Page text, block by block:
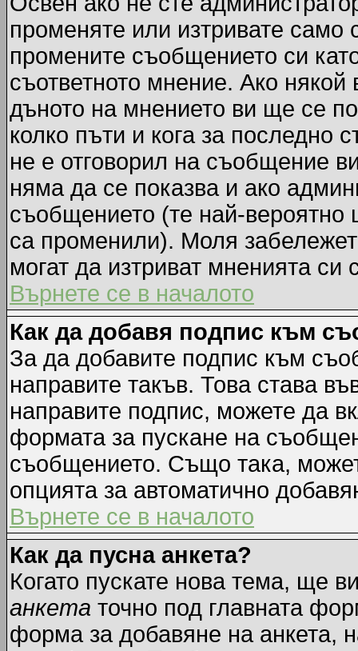
променяте или изтривате
промените съобщението си
съответното мнение. Ако
дъното на мнението ви ще се
колко пъти и кога за последно
не е отговорил на съобщение
няма да се показва и ако
съобщението (те най-
са променили). Моля
могат да изтриват мненията си
Върнете се в началото
Как да добавя подпис към
За да добавите подпис към
направите такъв. Това става
направите подпис, можете да
формата за пускане на
съобщението. Също така,
опцията за автоматично
Върнете се в началото
Как да пусна анкета?
Когато пускате нова тема, ще
анкета точно под главната
форма за добавяне на анкета,